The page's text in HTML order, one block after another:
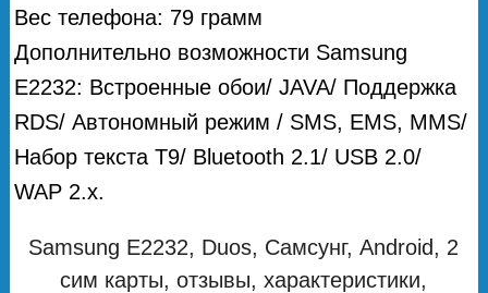
Вес телефона: 79 грамм
Дополнительно возможности Samsung
E2232: Встроенные обои/ JAVA/ Поддержка
RDS/ Автономный режим / SMS, EMS, MMS/
Набор текста T9/ Bluetooth 2.1/ USB 2.0/
WAP 2.x.
Samsung E2232, Duos, Самсунг, Android, 2
сим карты, отзывы, характеристики,